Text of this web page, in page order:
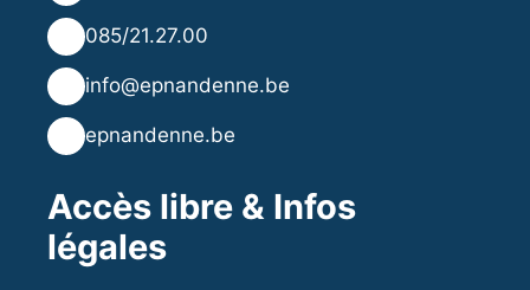
085/21.27.00
info@epnandenne.be
epnandenne.be
Accès libre & Infos
légales